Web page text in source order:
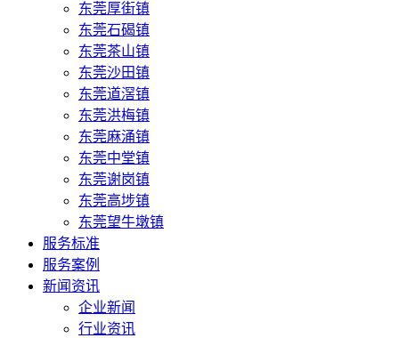
东莞厚街镇
东莞石碣镇
东莞茶山镇
东莞沙田镇
东莞道滘镇
东莞洪梅镇
东莞麻涌镇
东莞中堂镇
东莞谢岗镇
东莞高埗镇
东莞望牛墩镇
服务标准
服务案例
新闻资讯
企业新闻
行业资讯